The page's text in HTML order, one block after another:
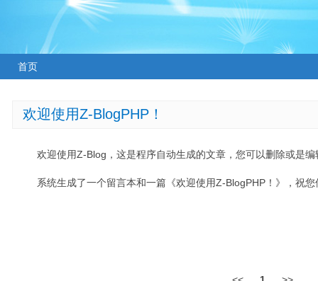
首页
欢迎使用Z-BlogPHP！
欢迎使用Z-Blog，这是程序自动生成的文章，您可以删除或是编
系统生成了一个留言本和一篇《欢迎使用Z-BlogPHP！》，祝